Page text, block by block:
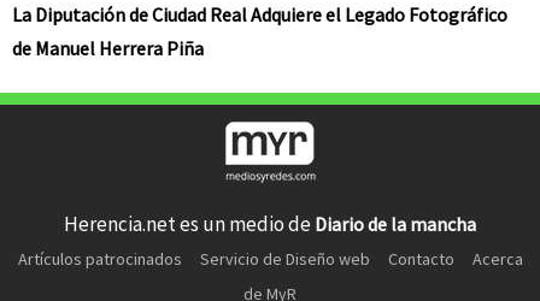
La Diputación de Ciudad Real Adquiere el Legado Fotográfico
de Manuel Herrera Piña
Herencia.net es un medio de Diario de la mancha
Artículos patrocinados Servicio de Diseño web Contacto
Acerca
de MyR